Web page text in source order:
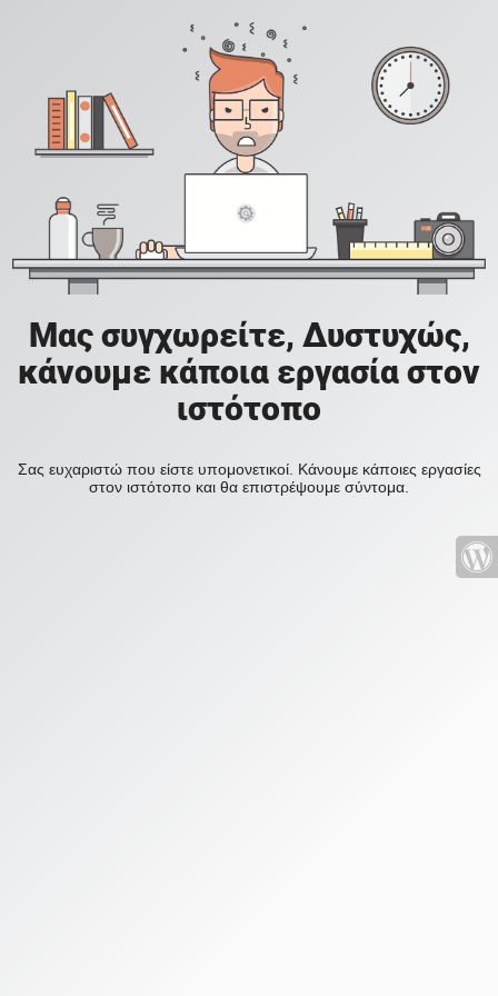
Μας συγχωρείτε, Δυστυχώς,
κάνουμε κάποια εργασία στον
ιστότοπο
Σας ευχαριστώ που είστε υπομονετικοί. Κάνουμε κάποιες εργασίες
στον ιστότοπο και θα επιστρέψουμε σύντομα.